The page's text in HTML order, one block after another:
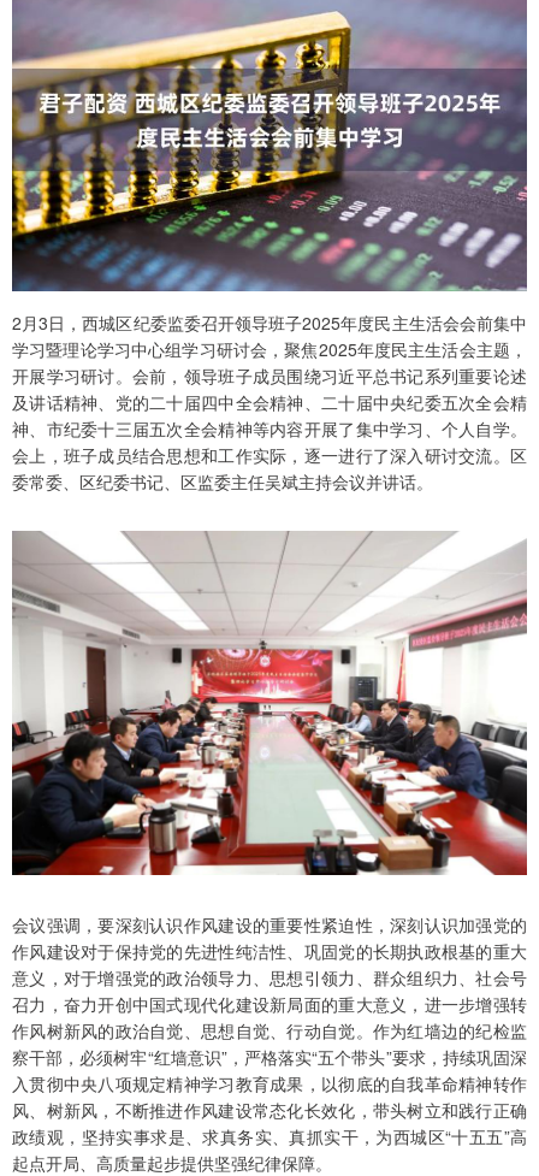
2月3日，西城区纪委监委召开领导班子2025年度民主生活会会前集中
学习暨理论学习中心组学习研讨会，聚焦2025年度民主生活会主题，
开展学习研讨。会前，领导班子成员围绕习近平总书记系列重要论述
及讲话精神、党的二十届四中全会精神、二十届中央纪委五次全会精
神、市纪委十三届五次全会精神等内容开展了集中学习、个人自学。
会上，班子成员结合思想和工作实际，逐一进行了深入研讨交流。区
委常委、区纪委书记、区监委主任吴斌主持会议并讲话。
会议强调，要深刻认识作风建设的重要性紧迫性，深刻认识加强党的
作风建设对于保持党的先进性纯洁性、巩固党的长期执政根基的重大
意义，对于增强党的政治领导力、思想引领力、群众组织力、社会号
召力，奋力开创中国式现代化建设新局面的重大意义，进一步增强转
作风树新风的政治自觉、思想自觉、行动自觉。作为红墙边的纪检监
察干部，必须树牢“红墙意识”，严格落实“五个带头”要求，持续巩固深
入贯彻中央八项规定精神学习教育成果，以彻底的自我革命精神转作
风、树新风，不断推进作风建设常态化长效化，带头树立和践行正确
政绩观，坚持实事求是、求真务实、真抓实干，为西城区“十五五”高
起点开局、高质量起步提供坚强纪律保障。